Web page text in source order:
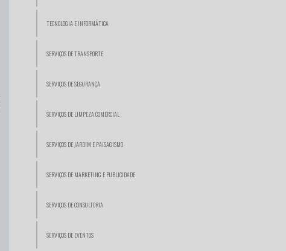
TECNOLOGIA E INFORMÁTICA
SERVIÇOS DE TRANSPORTE
SERVIÇOS DE SEGURANÇA
SERVIÇOS DE LIMPEZA COMERCIAL
SERVIÇOS DE JARDIM E PAISAGISMO
SERVIÇOS DE MARKETING E PUBLICIDADE
SERVIÇOS DE CONSULTORIA
SERVIÇOS DE EVENTOS